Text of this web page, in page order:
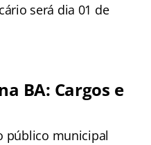
será dia 01 de
BA: Cargos e
público municipal